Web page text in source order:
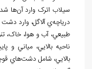
سيلاب اترک وارد آنها
درياچهي آلاگل، وارد
طبيعي، آب و هوا، خاک،
ناحيه بالايي، مياني و
بالايي، شامل دشتهاي